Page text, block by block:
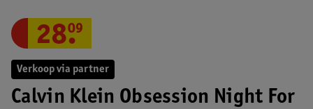
Verkoop via partner
Calvin Klein Obsession Night For
28.
09